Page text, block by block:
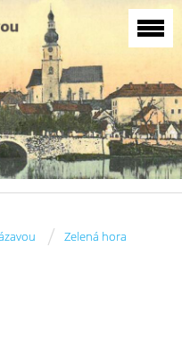
/ Zelená hora